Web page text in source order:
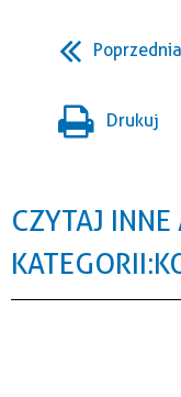
Poprzednia
Drukuj
CZYTAJ
KATEGORII: